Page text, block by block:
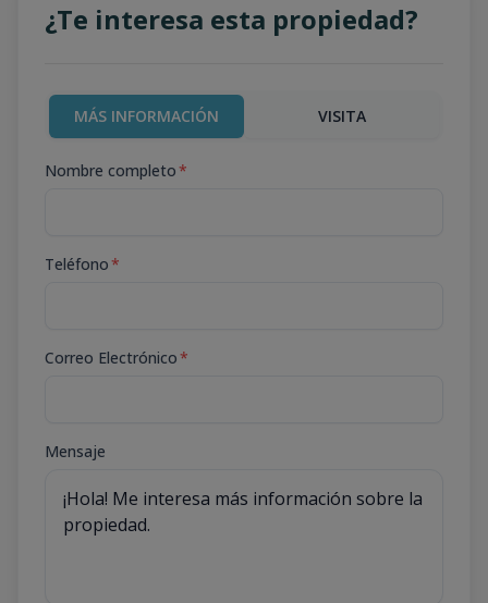
¿Te interesa esta propiedad?
MÁS INFORMACIÓN VISITA
Nombre completo*
Teléfono*
Correo Electrónico*
Mensaje